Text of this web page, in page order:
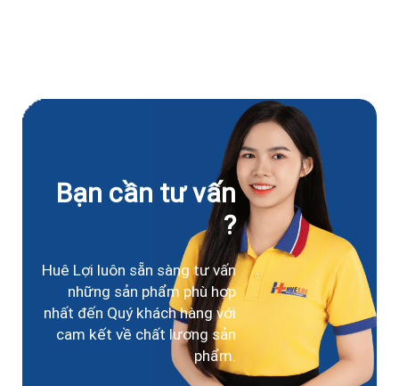
Bạn cần tư vấn
?
Huê Lợi luôn sẵn sàng tư vấn
những sản phẩm phù hợp
nhất đến Quý khách hàng với
cam kết về chất lượng sản
phẩm.